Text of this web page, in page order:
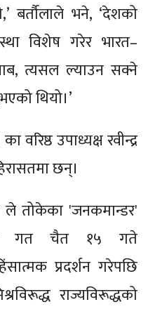
बर्तौलाले भने, ‘देशको
विशेष गरेर भारत–
त्यसल ल्याउन सक्ने
थियो।’
का वरिष्ठ उपाध्यक्ष रवीन्द्र
छन्।
तोकेका 'जनकमान्डर'
गत चैत १५ गते
प्रदर्शन गरेपछि
राज्यविरूद्धको